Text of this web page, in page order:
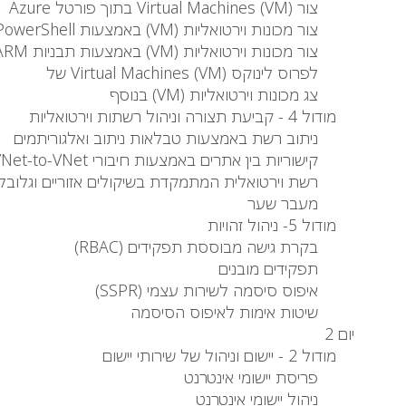
צור Virtual Machines (VM) בתוך פורטל Azure
צור מכונות וירטואליות (VM) באמצעות Azure PowerShell
צור מכונות וירטואליות (VM) באמצעות תבניות ARM
לפרוס לינוקס Virtual Machines (VM) של
צג מכונות וירטואליות (VM) בנוסף
מודול 4 - קביעת תצורה וניהול רשתות וירטואליות
ניתוב רשת באמצעות טבלאות ניתוב ואלגוריתמים
קישוריות בין אתרים באמצעות חיבורי VNet-to-VNet ו- VPN
רשת וירטואלית המתמקדת בשיקולים אזוריים
מעבר שער
מודול 5- ניהול זהויות
בקרת גישה מבוססת תפקידים (RBAC)
תפקידים מובנים
איפוס סיסמה לשירות עצמי (SSPR)
שיטות אימות לאיפוס הסיסמה
יום 2
מודול 2 - יישום וניהול של שירותי יישום
פריסת יישומי אינטרנט
ניהול יישומי אינטרנט